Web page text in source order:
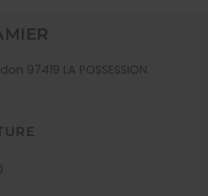
97419 LA POSSESSION